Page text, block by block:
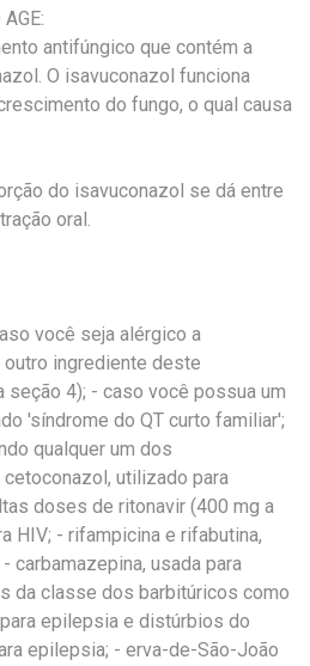
antifúngico que contém a
O isavuconazol funciona
do fungo, o qual causa
do isavuconazol se dá entre
oral.
você seja alérgico a
ingrediente deste
4); - caso você possua um
'síndrome do QT curto familiar';
qualquer um dos
utilizado para
doses de ritonavir (400 mg a
HIV; - rifampicina e rifabutina,
carbamazepina, usada para
da classe dos barbitúricos como
epilepsia e distúrbios do
epilepsia; - erva-de-São-João